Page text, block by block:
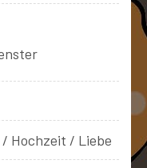
Hochzeit / Liebe